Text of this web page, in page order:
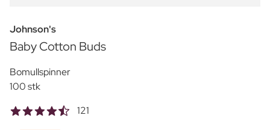
Johnson's
Baby Cotton Buds
Bomullspinner
100 stk
121